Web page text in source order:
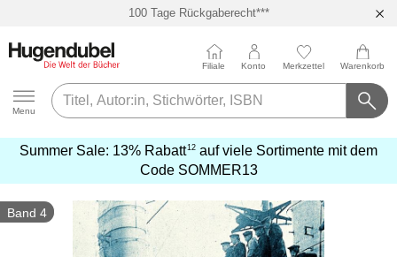
100 Tage Rückgaberecht***
Hugendubel
Menu
Filiale Konto Merkzettel Warenkorb
Summer Sale: 13% Rabatt12 auf viele Sortimente mit dem
Code SOMMER13
erfahren
Band 4